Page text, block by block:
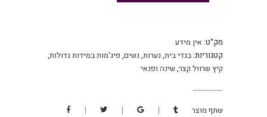
מק"ט: אין מידע
קטגוריות:בגדי בית, נערות, נשים, פיג'מות במידות גדולות,
קיץ שרוול קצר, שינה ופנאי
שתף מוצר